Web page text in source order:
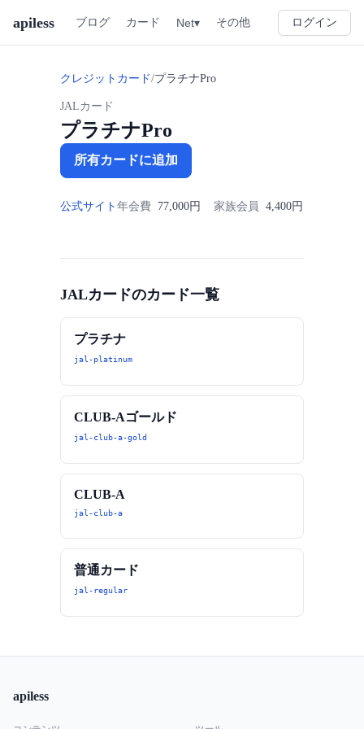
apiless ブログ カード Net▾ その他 ログイン
クレジットカード/プラチナPro
JALカード
プラチナPro
所有カードに追加
公式サイト 年会費 77,000円 家族会員 4,400円
JALカードのカード一覧
プラチナ
jal-platinum
CLUB-Aゴールド
jal-club-a-gold
CLUB-A
jal-club-a
普通カード
jal-regular
apiless